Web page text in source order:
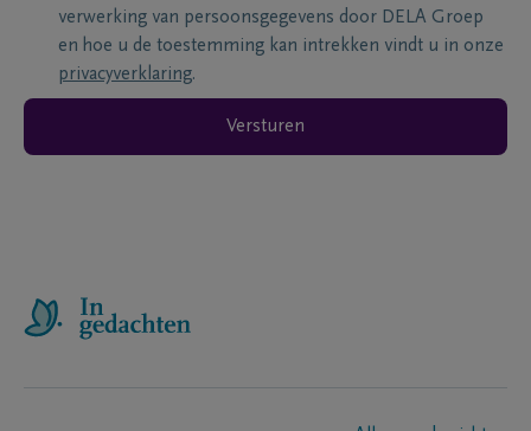
verwerking van persoonsgegevens door DELA Groep
en hoe u de toestemming kan intrekken vindt u in onze
privacyverklaring.
Versturen